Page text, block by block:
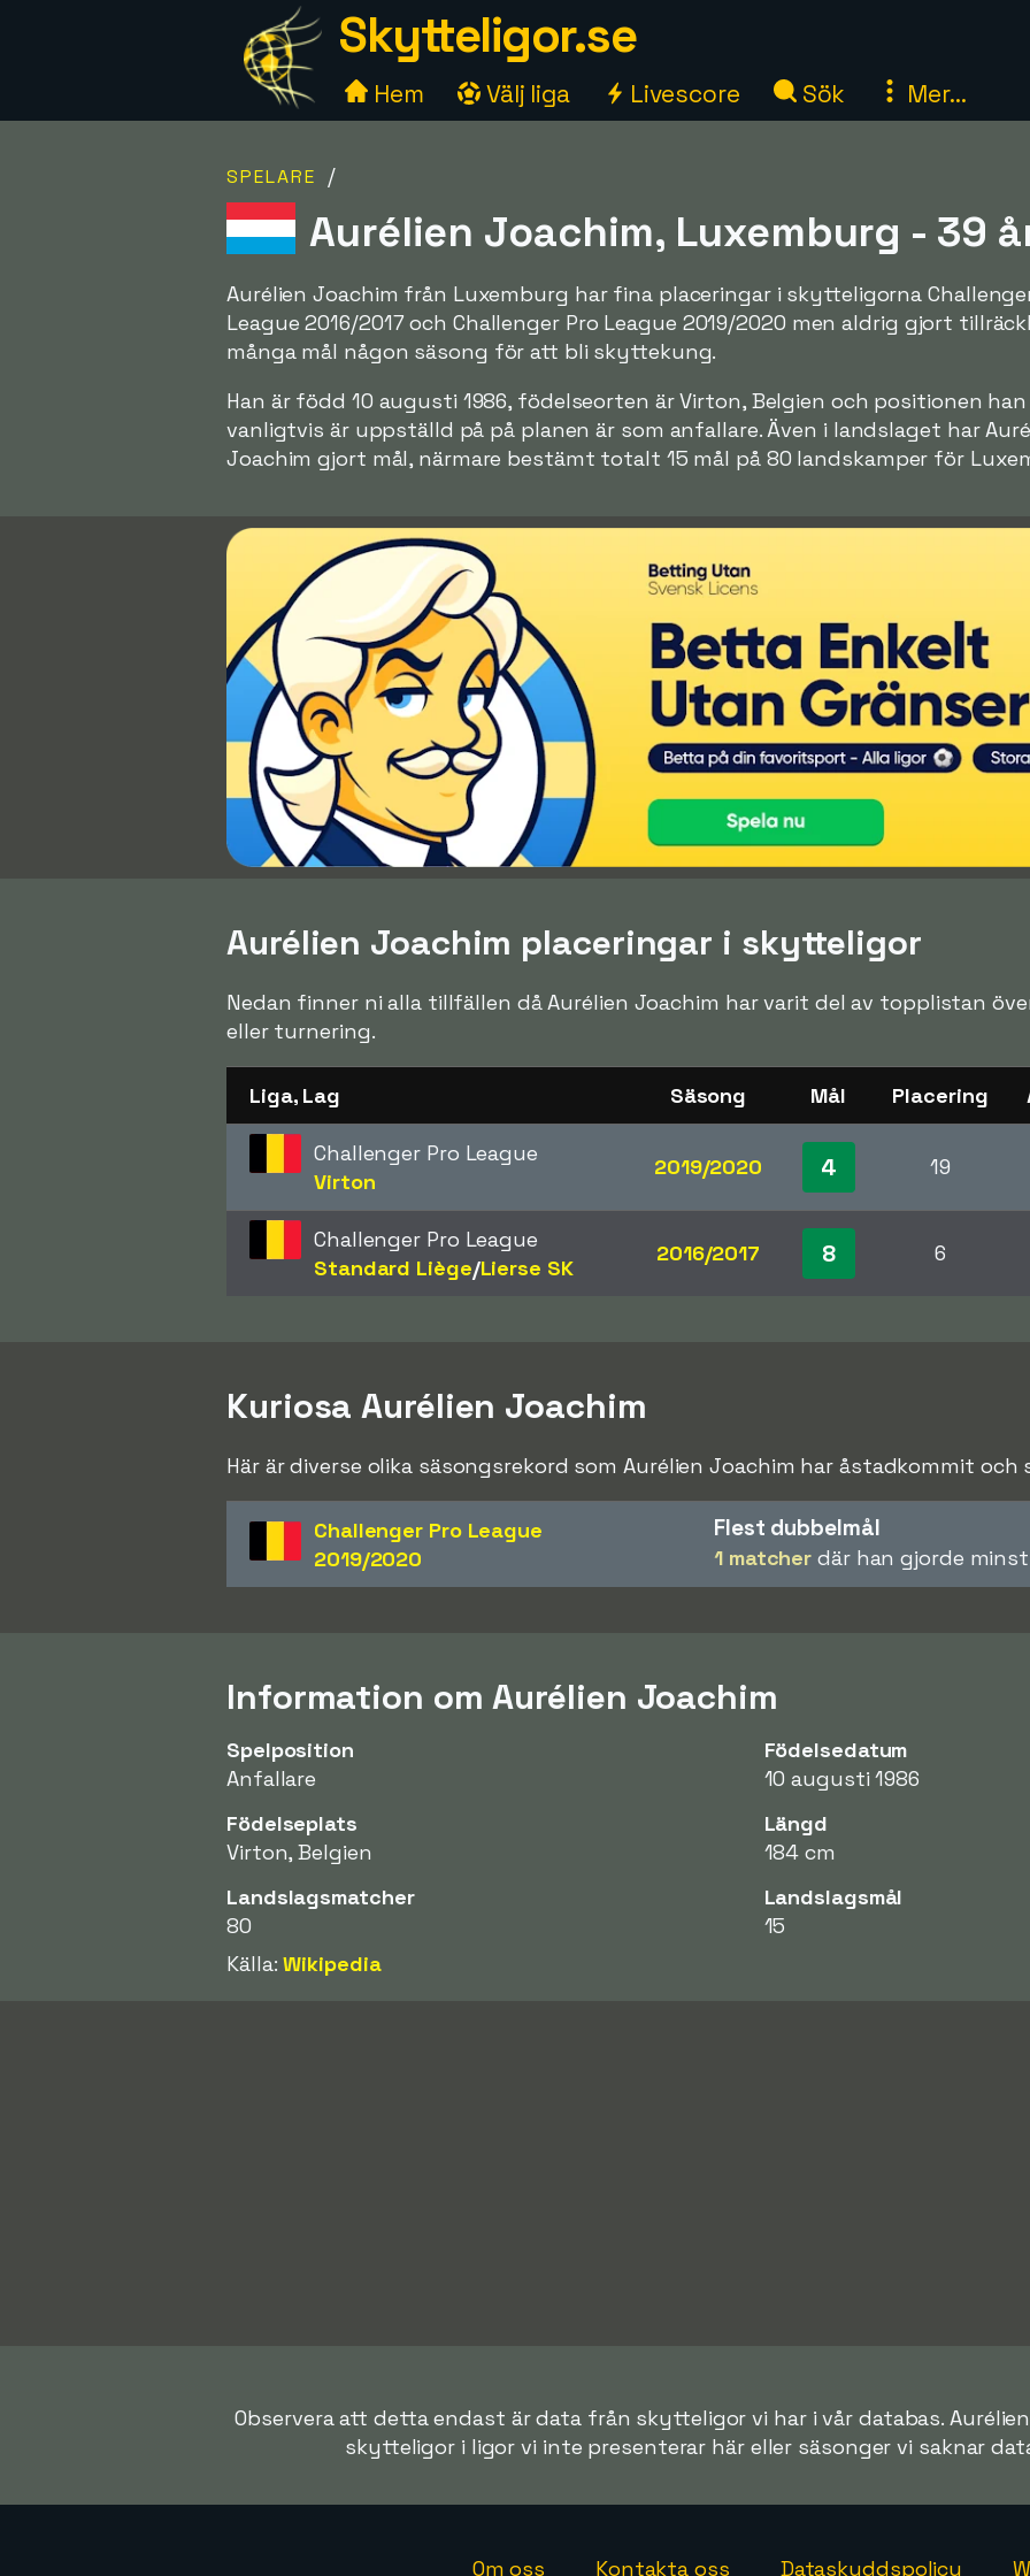
Skytteligor.se
Hem Välj liga Livescore Sök Mer...
SPELARE /
Aurélien Joachim, Luxemburg - 39
Aurélien Joachim från Luxemburg har fina placeringar i skytteligorna
League 2016/2017 och Challenger Pro League 2019/2020 men aldrig gjort
många mål någon säsong för att bli skyttekung.
Han är född 10 augusti 1986, födelseorten är Virton, Belgien och positionen han
vanligtvis är uppställd på på planen är som anfallare. Även i landslaget har
Joachim gjort mål, närmare bestämt totalt 15 mål på 80 landskamper för
Aurélien Joachim placeringar i skytteligor
Nedan finner ni alla tillfällen då Aurélien Joachim har varit del av topplistan
eller turnering.
Liga, Lag Säsong Mål Placering
Challenger Pro League
Virton
2019/2020 4 19
Challenger Pro League
Standard Liège/​Lierse SK
2016/2017 8 6
Kuriosa Aurélien Joachim
Här är diverse olika säsongsrekord som Aurélien Joachim har åstadkommit och
Challenger Pro League
2019/2020
Flest dubbelmål
1 matcher där han gjorde
Information om Aurélien Joachim
Spelposition
Anfallare
Födelsedatum
10 augusti 1986
Födelseplats
Virton, Belgien
Längd
184 cm
Landslagsmatcher
80
Landslagsmål
15
Källa:Wikipedia
Observera att detta endast är data från skytteligor vi har i vår databas.
skytteligor i ligor vi inte presenterar här eller säsonger vi saknar
Om oss Kontakta oss Dataskyddspolicy